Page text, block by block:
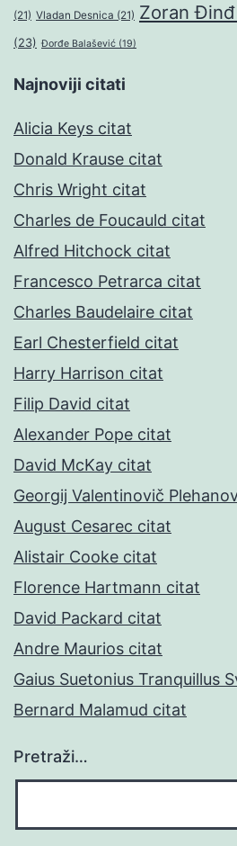
(21) Vladan Desnica (21) Zoran
(23) Đorđe Balašević (19)
Najnoviji citati
Alicia Keys citat
Donald Krause citat
Chris Wright citat
Charles de Foucauld citat
Alfred Hitchock citat
Francesco Petrarca citat
Charles Baudelaire citat
Earl Chesterfield citat
Harry Harrison citat
Filip David citat
Alexander Pope citat
David McKay citat
Georgij Valentinovič
August Cesarec citat
Alistair Cooke citat
Florence Hartmann citat
David Packard citat
Andre Maurios citat
Gaius Suetonius Tranquillus
Bernard Malamud citat
Pretraži…